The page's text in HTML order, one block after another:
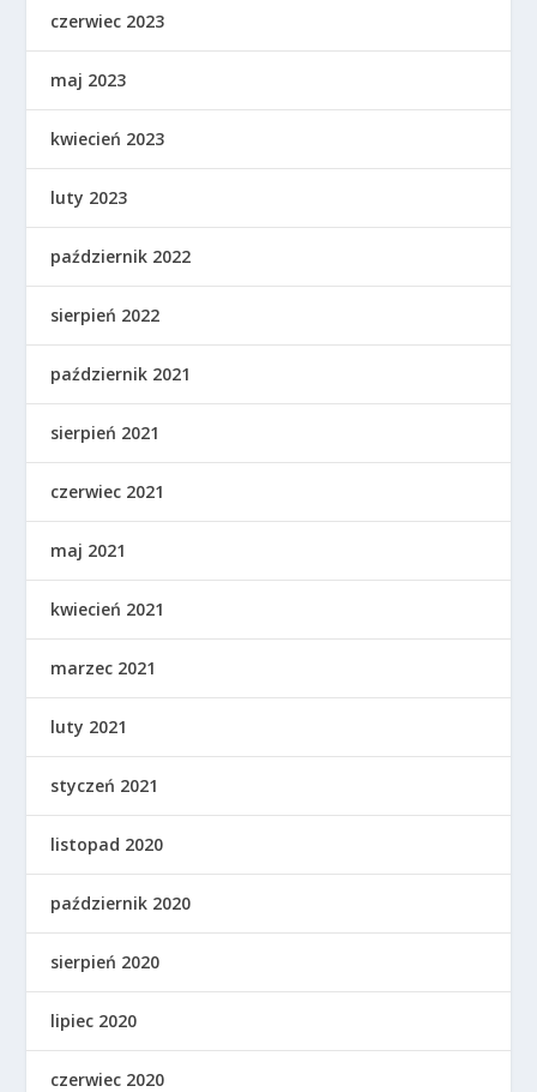
czerwiec 2023
maj 2023
kwiecień 2023
luty 2023
październik 2022
sierpień 2022
październik 2021
sierpień 2021
czerwiec 2021
maj 2021
kwiecień 2021
marzec 2021
luty 2021
styczeń 2021
listopad 2020
październik 2020
sierpień 2020
lipiec 2020
czerwiec 2020